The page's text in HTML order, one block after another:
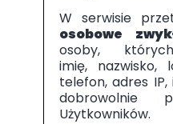
W serwisie
osobowe
osoby,
imię, nazwisko,
telefon, adres
dobrowolnie
Użytkowników.